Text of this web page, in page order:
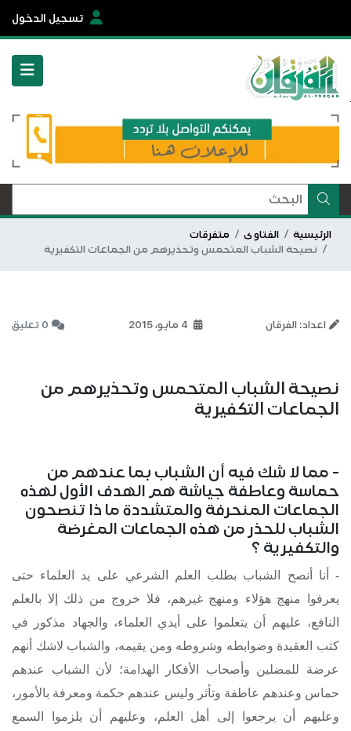
تسجيل الدخول
الرئيسية الفتاوى
متفرقات
نصيحة الشباب المتحمس وتحذيرهم من الجماعات التكفيرية
اعداد: الفرقان 0 تعليق
نصيحة الشباب المتحمس وتحذيرهم من
الجماعات التكفيرية
- مما لا شك فيه أن الشباب بما عندهم من
حماسة وعاطفة جياشة هم الهدف الأول لهذه
الجماعات المنحرفة والمتشددة ما ذا تنصحون
الشباب للحذر من هذه الجماعات المغرضة
والتكفيرية ؟
- أنا أنصح الشباب بطلب العلم الشرعي على يد العلماء حتى
يعرفوا منهج هؤلاء ومنهج غيرهم، فلا خروج من ذلك إلا بالعلم
النافع، عليهم أن يتعلموا على أيدي العلماء، والجهاد مذكور في
كتب العقيدة وضوابطه وشروطه ومن يقيمه، والشباب لاشك أنهم
عرضة للمضلين وأصحاب الأفكار الهدامة؛ لأن الشباب عندهم
حماس وعندهم عاطفة وتأثر وليس عندهم حكمة ومعرفة بالأمور،
وعليهم أن يرجعوا إلى أهل العلم، وعليهم أن يلزموا السمع